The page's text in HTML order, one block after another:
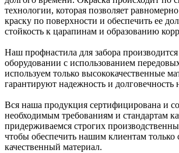
технологии, которая позволяет
краску по поверхности и обеспечить ее
стойкость к царапинам и образованию
Наш профнастила для забора
оборудовании с использованием
используем только высококачественные
гарантируют надежность и
Вся наша продукция сертифицирована и
необходимым требованиям и стандартам
придерживаемся строгих
чтобы обеспечить нашим клиентам
качественный материал.